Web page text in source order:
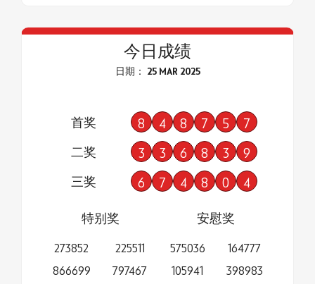
今日成绩
日期： 25 MAR 2025
首奖 8 4 8 7 5 7
二奖 3 3 6 8 3 9
三奖 6 7 4 8 0 4
特别奖
273852
866699
225511
797467
安慰奖
575036
105941
164777
398983